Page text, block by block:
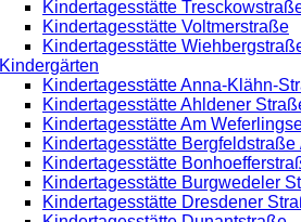
Kindertagesstätte
Kindertagesstätte Voltmerstraße
Kindertagesstätte
Kindergärten
Kindertagesstätte Anna-Klähn-
Kindertagesstätte Ahldener
Kindertagesstätte Am
Kindertagesstätte
Kindertagesstätte
Kindertagesstätte Burgwedeler
Kindertagesstätte Dresdener